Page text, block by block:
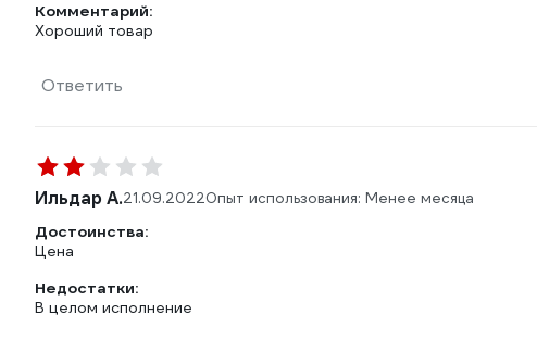
Комментарий:
Хороший товар
Ответить
Ильдар A.21.09.2022Опыт использования: Менее месяца
Достоинства:
Цена
Недостатки:
В целом исполнение